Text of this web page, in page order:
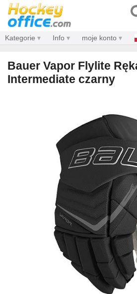
Kategorie Info moje konto
Bauer Vapor Flylite
Intermediate czarny